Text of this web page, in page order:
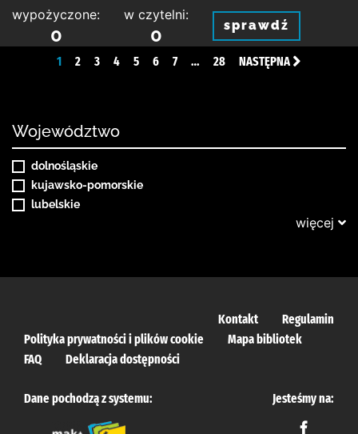
wypożyczone:
0
w czytelni:
0 sprawdź
1 2 3 4 5 6 7 … 28 NASTĘPNA
Województwo
dolnośląskie
kujawsko-pomorskie
lubelskie
więcej
Kontakt
Regulamin
Polityka prywatności i plików cookie
Mapa bibliotek
FAQ
Deklaracja dostępności
Dane pochodzą z systemu: Jesteśmy na: